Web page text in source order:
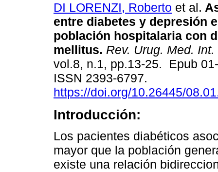
DI LORENZI, Roberto et al.
entre diabetes y depresión
población hospitalaria con
mellitus. Rev. Urug. Med. Int.
vol.8, n.1, pp.13-25. Epub
ISSN 2393-6797.
https://doi.org/10.26445/
Introducción:
Los pacientes diabéticos
mayor que la población
existe una relación